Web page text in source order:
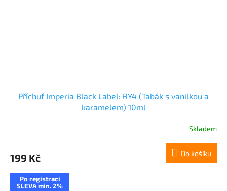
Příchuť Imperia Black Label: RY4 (Tabák s vanilkou a
karamelem) 10ml
Skladem
199 Kč Do košíku
Po registraci
SLEVA min. 2%